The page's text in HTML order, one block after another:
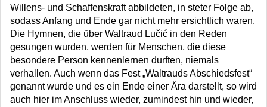
Willens- und Schaffenskraft abbildeten, in steter Folge ab,
sodass Anfang und Ende gar nicht mehr ersichtlich waren.
Die Hymnen, die über Waltraud Lučić in den Reden
gesungen wurden, werden für Menschen, die diese
besondere Person kennenlernen durften, niemals
verhallen. Auch wenn das Fest „Waltrauds Abschiedsfest“
genannt wurde und es ein Ende einer Ära darstellt, so wird
auch hier im Anschluss wieder, zumindest hin und wieder,